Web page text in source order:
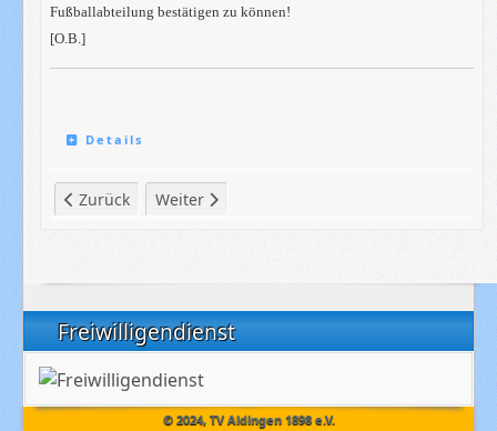
© 2024, TV Aldingen 1898 e.V.
Freiwilligendienst
Fußballabteilung bestätigen zu können!
[O.B.]
Details
Vorheriger Beitrag: Chronik: 2016/17 - D`2004-Junioren
Zurück Nächster Beitrag: Chronik: 2016/17 - C`2002/
Weiter